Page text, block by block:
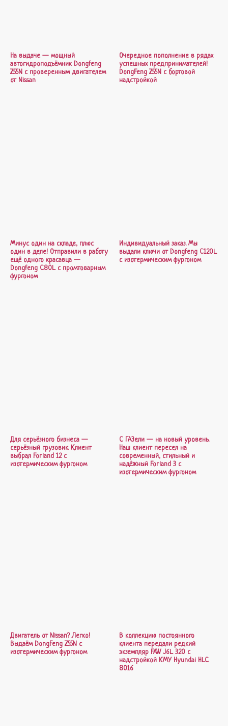
На выдаче — мощный
автогидроподъёмник Dongfeng
Z55N с проверенным двигателем
от Nissan
Очередное пополнение в рядах
успешных предпринимателей!
DongFeng Z55N с бортовой
надстройкой
Минус один на складе, плюс
один в деле! Отправили в работу
ещё одного красавца —
Dongfeng C80L с промтоварным
фургоном
Индивидуальный заказ. Мы
выдали ключи от Dongfeng C120L
с изотермическим фургоном
Для серьёзного бизнеса —
серьёзный грузовик. Клиент
выбрал Forland 12 с
изотермическим фургоном
С ГАЗели — на новый уровень.
Наш клиент пересел на
современный, стильный и
надёжный Forland 3 с
изотермическим фургоном
Двигатель от Nissan? Легко!
Выдаём DongFeng Z55N с
изотермическим фургоном
В коллекцию постоянного
клиента передали редкий
экземпляр FAW J6L 320 с
надстройкой КМУ Hyundai HLC
8016